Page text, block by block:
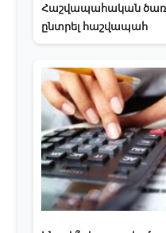
Հաշվապահական
ընտրել հաշվապահ